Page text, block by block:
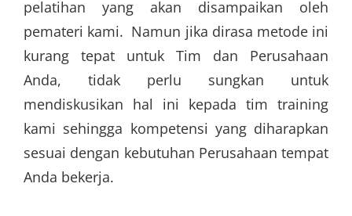
pelatihan yang akan disampaikan oleh
pemateri kami. Namun jika dirasa metode ini
kurang tepat untuk Tim dan Perusahaan
Anda, tidak perlu sungkan untuk
mendiskusikan hal ini kepada tim training
kami sehingga kompetensi yang diharapkan
sesuai dengan kebutuhan Perusahaan tempat
Anda bekerja.